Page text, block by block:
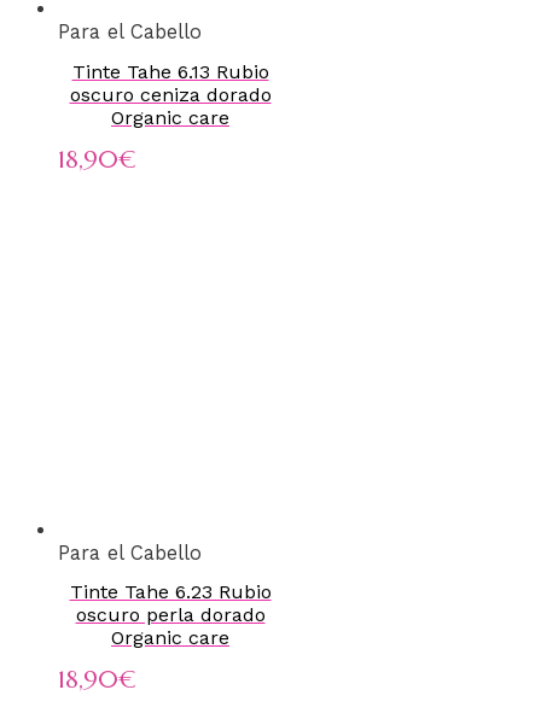
Para el Cabello
Tinte Tahe 6.13 Rubio
oscuro ceniza dorado
Organic care
18,90€
Para el Cabello
Tinte Tahe 6.23 Rubio
oscuro perla dorado
Organic care
18,90€